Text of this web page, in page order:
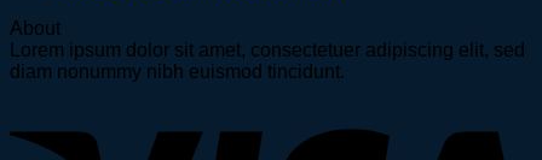
About
Lorem ipsum dolor sit amet, consectetuer adipiscing elit, sed
diam nonummy nibh euismod tincidunt.